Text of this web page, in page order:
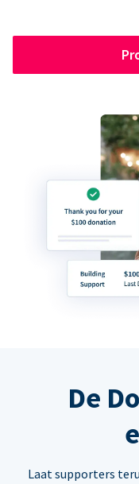
De
Laat supporters